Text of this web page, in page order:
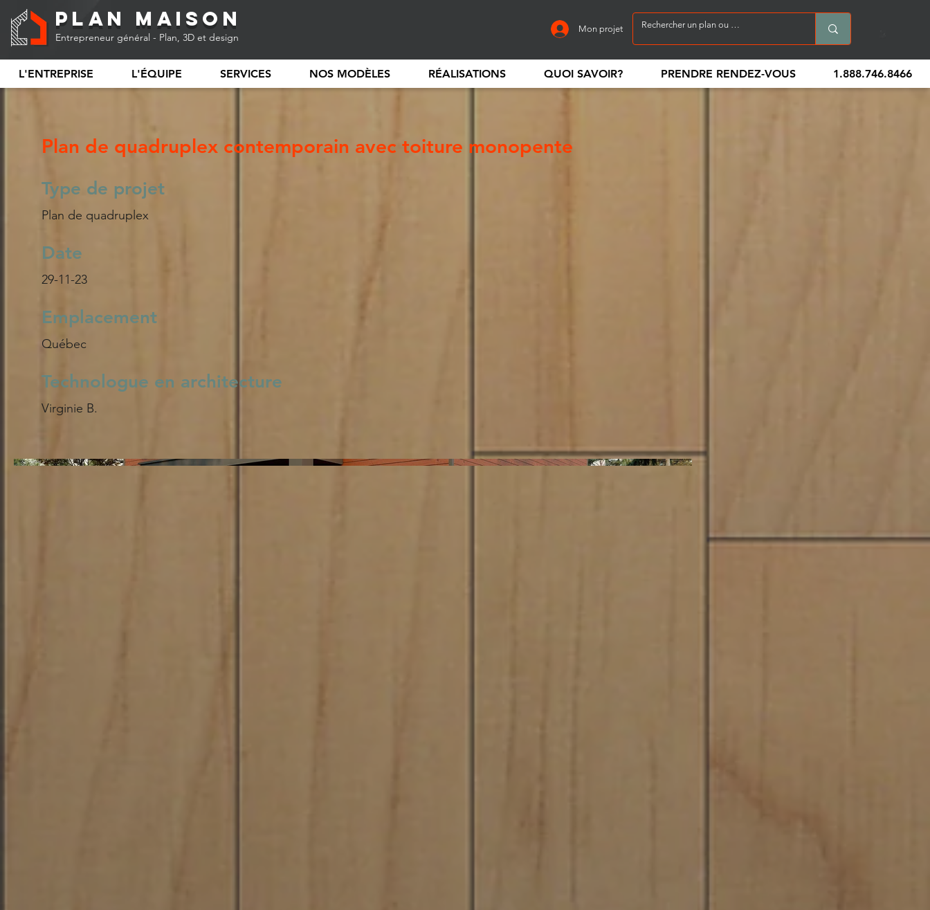
Plan Maison
Entrepreneur général - Plan, 3D et design
Mon projet
L'ENTREPRISE L'ÉQUIPE SERVICES NOS MODÈLES RÉALISATIONS QUOI SAVOIR? PRENDRE RENDEZ-VOUS 1.888.746.8466
Plan de quadruplex contemporain avec toiture monopente
Type de projet
Plan de quadruplex
Date
29-11-23
Emplacement
Québec
Technologue en architecture
Virginie B.